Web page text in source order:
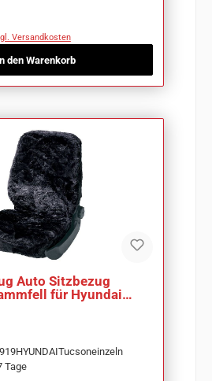
Versandkosten
den Warenkorb
Auto Sitzbezug
für Hyundai
Tage